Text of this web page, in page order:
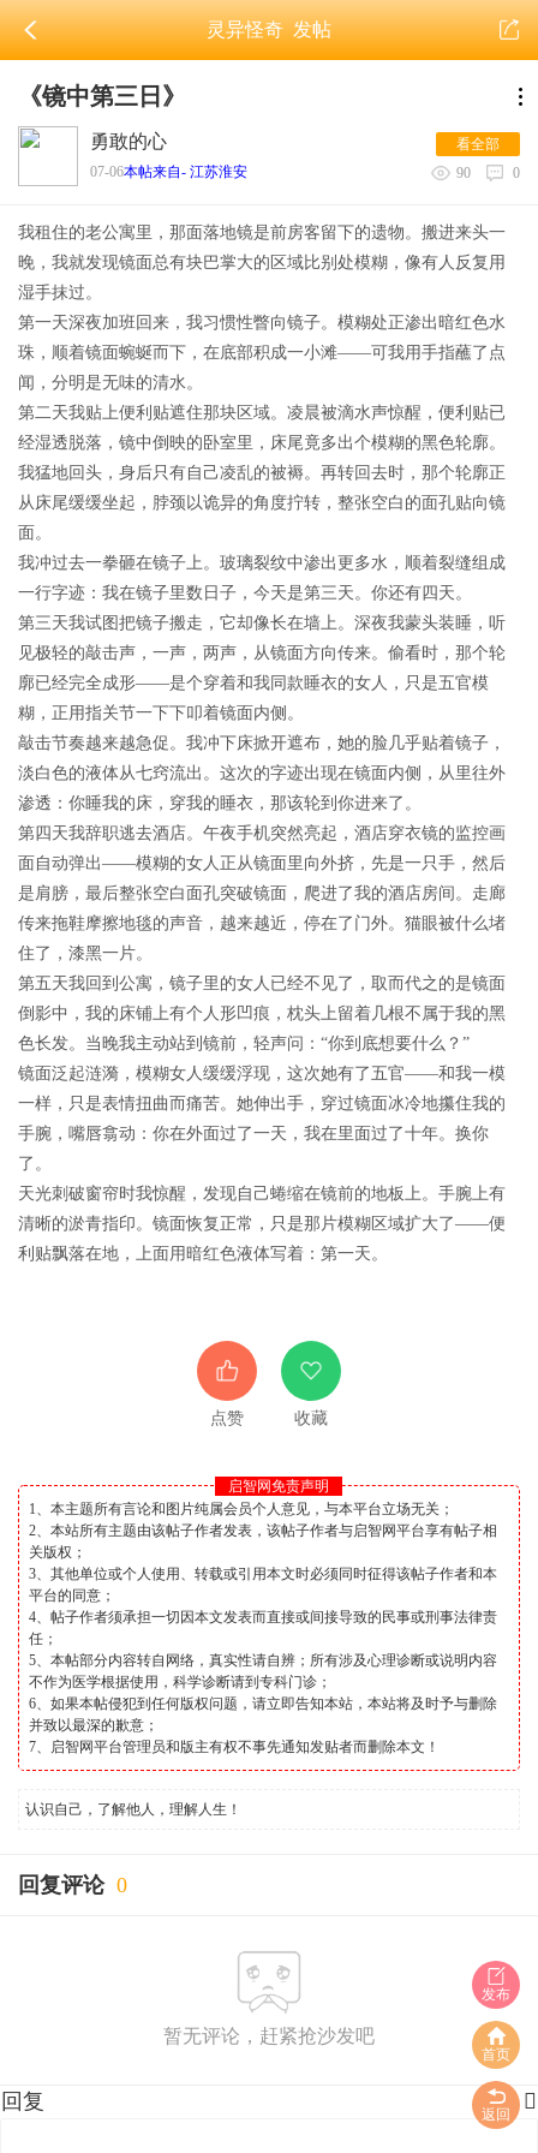
灵异怪奇发帖
《镜中第三日》
勇敢的心
07-06本帖来自- 江苏淮安
看全部
90
0
我租住的老公寓里，那面落地镜是前房客留下的遗物。搬进来头一
晚，我就发现镜面总有块巴掌大的区域比别处模糊，像有人反复用
湿手抹过。
第一天深夜加班回来，我习惯性瞥向镜子。模糊处正渗出暗红色水
珠，顺着镜面蜿蜒而下，在底部积成一小滩——可我用手指蘸了点
闻，分明是无味的清水。
第二天我贴上便利贴遮住那块区域。凌晨被滴水声惊醒，便利贴已
经湿透脱落，镜中倒映的卧室里，床尾竟多出个模糊的黑色轮廓。
我猛地回头，身后只有自己凌乱的被褥。再转回去时，那个轮廓正
从床尾缓缓坐起，脖颈以诡异的角度拧转，整张空白的面孔贴向镜
面。
我冲过去一拳砸在镜子上。玻璃裂纹中渗出更多水，顺着裂缝组成
一行字迹：我在镜子里数日子，今天是第三天。你还有四天。
第三天我试图把镜子搬走，它却像长在墙上。深夜我蒙头装睡，听
见极轻的敲击声，一声，两声，从镜面方向传来。偷看时，那个轮
廓已经完全成形——是个穿着和我同款睡衣的女人，只是五官模
糊，正用指关节一下下叩着镜面内侧。
敲击节奏越来越急促。我冲下床掀开遮布，她的脸几乎贴着镜子，
淡白色的液体从七窍流出。这次的字迹出现在镜面内侧，从里往外
渗透：你睡我的床，穿我的睡衣，那该轮到你进来了。
第四天我辞职逃去酒店。午夜手机突然亮起，酒店穿衣镜的监控画
面自动弹出——模糊的女人正从镜面里向外挤，先是一只手，然后
是肩膀，最后整张空白面孔突破镜面，爬进了我的酒店房间。走廊
传来拖鞋摩擦地毯的声音，越来越近，停在了门外。猫眼被什么堵
住了，漆黑一片。
第五天我回到公寓，镜子里的女人已经不见了，取而代之的是镜面
倒影中，我的床铺上有个人形凹痕，枕头上留着几根不属于我的黑
色长发。当晚我主动站到镜前，轻声问：“你到底想要什么？”
镜面泛起涟漪，模糊女人缓缓浮现，这次她有了五官——和我一模
一样，只是表情扭曲而痛苦。她伸出手，穿过镜面冰冷地攥住我的
手腕，嘴唇翕动：你在外面过了一天，我在里面过了十年。换你
了。
天光刺破窗帘时我惊醒，发现自己蜷缩在镜前的地板上。手腕上有
清晰的淤青指印。镜面恢复正常，只是那片模糊区域扩大了——便
利贴飘落在地，上面用暗红色液体写着：第一天。
点赞 收藏
启智网免责声明
1、本主题所有言论和图片纯属会员个人意见，与本平台立场无关；
2、本站所有主题由该帖子作者发表，该帖子作者与启智网平台享有帖子相
关版权；
3、其他单位或个人使用、转载或引用本文时必须同时征得该帖子作者和本
平台的同意；
4、帖子作者须承担一切因本文发表而直接或间接导致的民事或刑事法律责
任；
5、本帖部分内容转自网络，真实性请自辨；所有涉及心理诊断或说明内容
不作为医学根据使用，科学诊断请到专科门诊；
6、如果本帖侵犯到任何版权问题，请立即告知本站，本站将及时予与删除
并致以最深的歉意；
7、启智网平台管理员和版主有权不事先通知发贴者而删除本文！
认识自己，了解他人，理解人生！
回复评论 0
暂无评论，赶紧抢沙发吧
发布
首页
返回

回复